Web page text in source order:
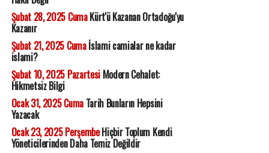
Şubat 28, 2025 CumaKürt'ü Kazanan Ortadoğu'yu
Kazanır
Şubat 21, 2025 Cumaİslami camialar ne kadar
islami?
Şubat 10, 2025 PazartesiModern Cehalet:
Hikmetsiz Bilgi
Ocak 31, 2025 CumaTarih Bunların Hepsini
Yazacak
Ocak 23, 2025 PerşembeHiçbir Toplum Kendi
Yöneticilerinden Daha Temiz Değildir